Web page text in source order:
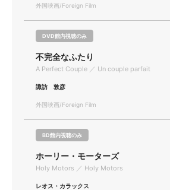
外国映画/Foreign Film
DVD館内視聴のみ
不完全なふたり
A Perfect Couple ／ Un couple parfait
諏訪 敦彦
外国映画/Foreign Film
BD館内視聴のみ
ホーリー・モーターズ
Holy Motors ／ Holy Motors
レオス・カラックス